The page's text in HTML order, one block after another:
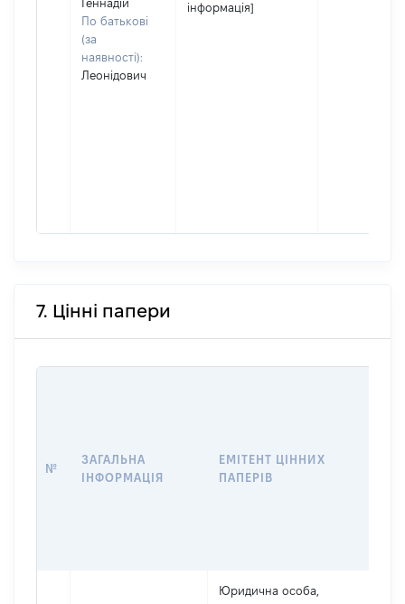
Геннадій
По батькові
(за
наявності):
Леонідович
інформація]
7. Цінні папери
№
ЗАГАЛЬНА
ІНФОРМАЦІЯ
ЕМІТЕНТ ЦІННИХ
ПАПЕРІВ
Юридична особа,